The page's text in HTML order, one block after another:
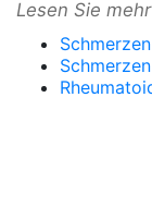
Lesen Sie